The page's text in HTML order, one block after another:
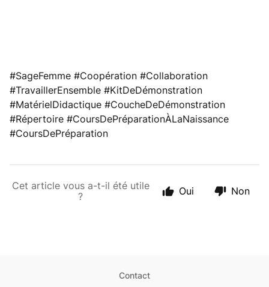
#SageFemme #Coopération #Collaboration
#TravaillerEnsemble #KitDeDémonstration
#MatérielDidactique #CoucheDeDémonstration
#Répertoire #CoursDePréparationÀLaNaissance
#CoursDePréparation
Cet article vous a-t-il été utile
?
Oui Non
Contact